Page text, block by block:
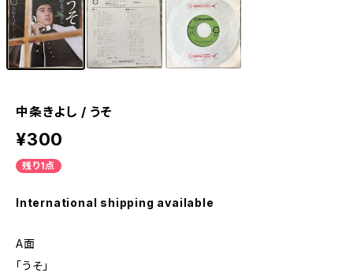
中条きよし / うそ
¥300
残り1点
International shipping available
A面
「うそ」